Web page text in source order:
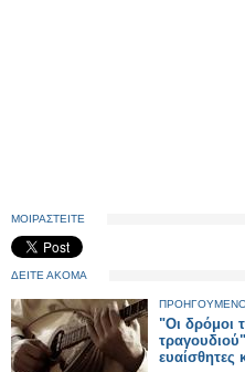
ΜΟΙΡΑΣΤΕΙΤΕ
ΔΕΙΤΕ ΑΚΟΜΑ
"Oι δρόμοι
τραγουδιού"
ευαίσθητες